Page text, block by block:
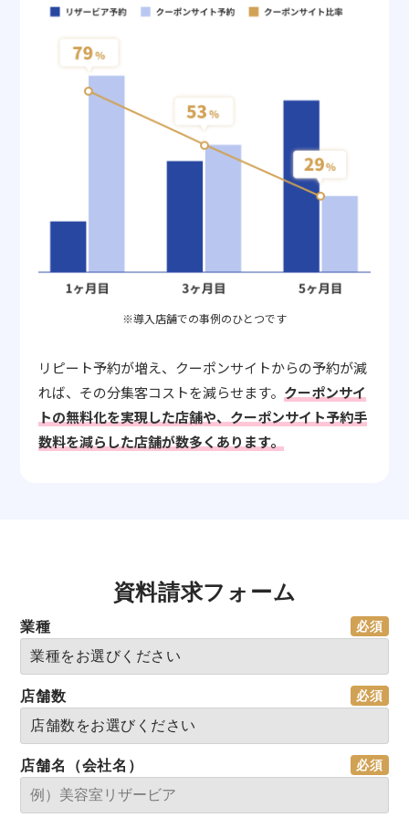
※導入店舗での事例のひとつです
リピート予約が増え、クーポンサイトからの予約が減
れば、その分集客コストを減らせます。クーポンサイ
トの無料化を実現した店舗や、クーポンサイト予約手
数料を減らした店舗が数多くあります。
資料請求フォーム
業種
店舗数
店舗名（会社名）